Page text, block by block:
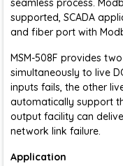
seamless process.
supported, SCADA
and fiber port with
MSM-508F provides
simultaneously to live
inputs fails, the other
automatically support
output facility can
network link failure.
Application